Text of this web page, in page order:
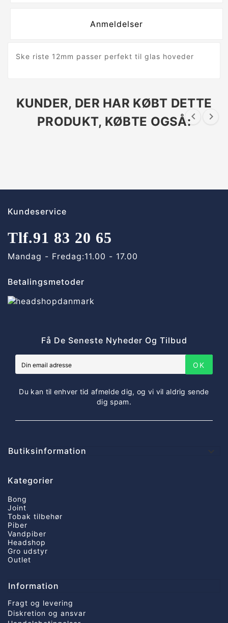
Anmeldelser
Ske riste 12mm passer perfekt til glas hoveder
KUNDER, DER HAR KØBT DETTE
PRODUKT, KØBTE OGSÅ: 
Kundeservice
Tlf.91 83 20 65
Mandag - Fredag:11.00 - 17.00
Betalingsmetoder
Få De Seneste Nyheder Og Tilbud
OK
Du kan til enhver tid afmelde dig, og vi vil aldrig sende
dig spam.
Butiksinformation
Kategorier
Bong
Joint
Tobak tilbehør
Piber
Vandpiber
Headshop
Gro udstyr
Outlet
Information
Fragt og levering
Diskretion og ansvar